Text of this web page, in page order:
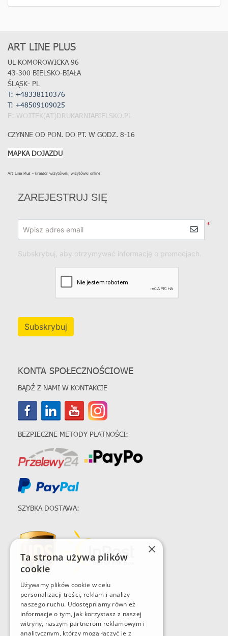
ART LINE PLUS
UL KOMOROWICKA 96
43-300 BIELSKO-BIAŁA
ŚLĄSK- PL
T: +48338110376
T: +48509109025
E: WOJTEK(AT)DRUKARNIABIELSKO.PL
CZYNNE OD PON. DO PT. W GODZ. 8-16
MAPKA DOJAZDU
Art Line Plus - kreator wizytówek, wizytówki online
ZAREJESTRUJ SIĘ
*
Wpisz adres email
Subskrybuj, aby otrzymywać informację o promocjach.
Subskrybuj
KONTA SPOŁECZNOŚCIOWE
BĄDŹ Z NAMI W KONTAKCIE
BEZPIECZNE METODY PŁATNOŚCI:
SZYBKA DOSTAWA:
×
Ta strona używa plików
cookie
Używamy plików cookie w celu
personalizacji treści, reklam i analizy
naszego ruchu. Udostępniamy również
informacje o tym, jak korzystasz z naszej
witryny, naszym partnerom reklamowym i
analitycznym, którzy mogą łączyć je z